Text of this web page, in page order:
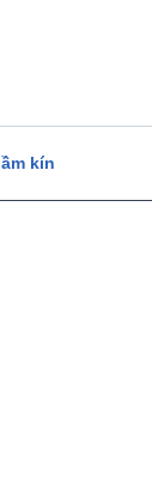
kín